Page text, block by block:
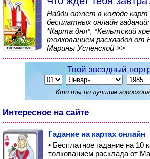
Найди ответ в колоде карт
бесплатных онлайн
*Карта дня*, *Кельтский
толкованием раскладов от
Марины Успенской >>
Твой звездный
Кто ты по лучшим
Интересное на сайте
Гадание на картах онлайн
• Бесплатное гадание на 10
толкованием расклада от